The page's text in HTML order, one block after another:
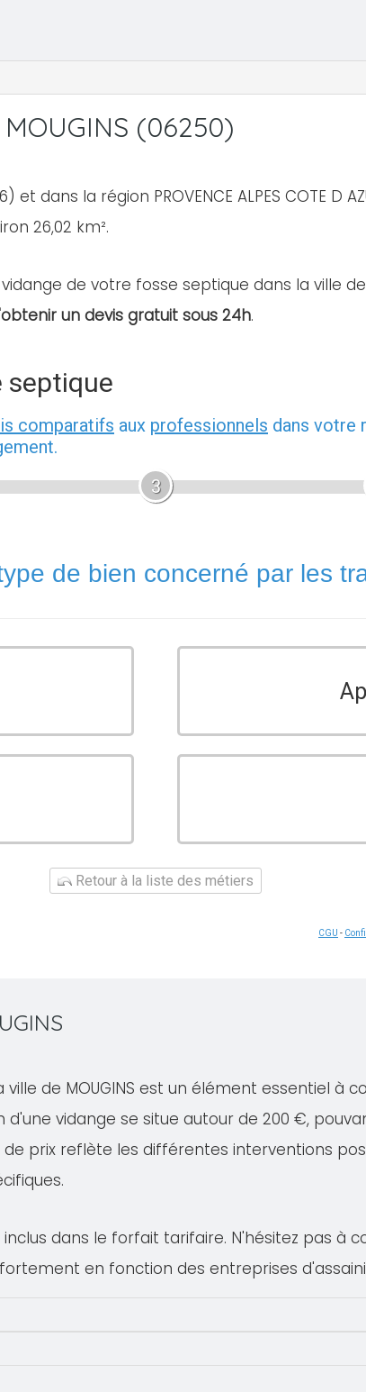
(06250)
et dans la région PROVENCE ALPES COTE D
26,02 km².
de votre fosse septique dans la ville de
un devis gratuit sous 24h.
septique
comparatifs aux professionnels dans votre
3
de bien concerné par les
Retour à la liste des métiers
CGU -
de MOUGINS est un élément essentiel à
vidange se situe autour de 200 €,
prix reflète les différentes interventions
dans le forfait tarifaire. N'hésitez pas à
en fonction des entreprises